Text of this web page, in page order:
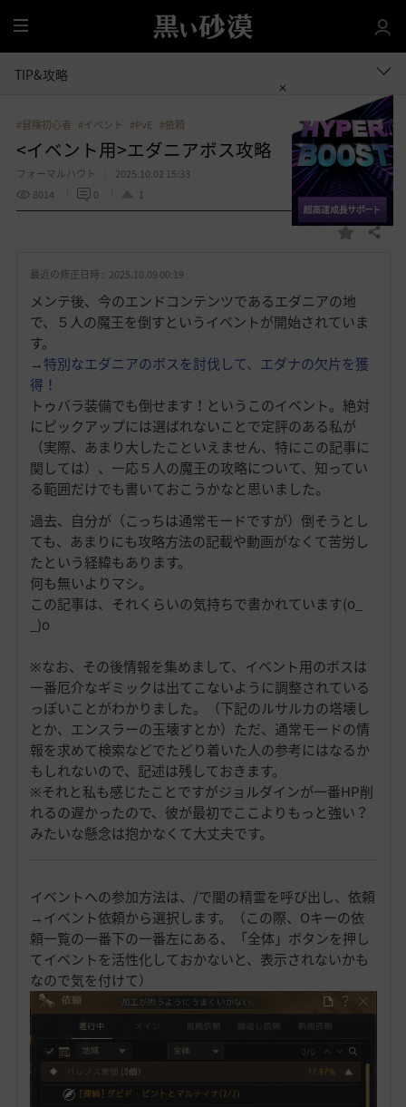
全
体
TIP&攻略
#冒険初心者 #イベント #PvE #依頼
<イベント用>エダニアボス攻略
フォーマルハウト
2025.10.02 15:33
8014
0 1
お
入
り
共有する
最近の修正日時 : 2025.10.09 00:19
メンテ後、今のエンドコンテンツであるエダニアの地
で、５人の魔王を倒すというイベントが開始されていま
す。
→特別なエダニアのボスを討伐して、エダナの欠片を獲
得！
トゥバラ装備でも倒せます！というこのイベント。絶対
にピックアップには選ばれないことで定評のある私が
（実際、あまり大したこといえません、特にこの記事に
関しては）、一応５人の魔王の攻略について、知ってい
る範囲だけでも書いておこうかなと思いました。
過去、自分が（こっちは通常モードですが）倒そうとし
ても、あまりにも攻略方法の記載や動画がなくて苦労し
たという経緯もあります。
何も無いよりマシ。
この記事は、それくらいの気持ちで書かれています(o_
_)o
※なお、その後情報を集めまして、イベント用のボスは
一番厄介なギミックは出てこないように調整されている
っぽいことがわかりました。（下記のルサルカの塔壊し
とか、エンスラーの玉壊すとか）ただ、通常モードの情
報を求めて検索などでたどり着いた人の参考にはなるか
もしれないので、記述は残しておきます。
※それと私も感じたことですがジョルダインが一番HP削
れるの遅かったので、彼が最初でここよりもっと強い？
みたいな懸念は抱かなくて大丈夫です。
イベントへの参加方法は、/で闇の精霊を呼び出し、依頼
→イベント依頼から選択します。（この際、Oキーの依
頼一覧の一番下の一番左にある、「全体」ボタンを押し
てイベントを活性化しておかないと、表示されないかも
なので気を付けて）